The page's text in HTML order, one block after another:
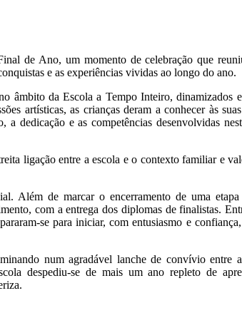
de Ano, um momento de celebração que
e as experiências vividas ao longo do ano.
âmbito da Escola a Tempo Inteiro, dinamizados
artísticas, as crianças deram a conhecer às
dedicação e as competências desenvolvidas
ligação entre a escola e o contexto familiar e
Além de marcar o encerramento de uma
com a entrega dos diplomas de finalistas.
se para iniciar, com entusiasmo e
num agradável lanche de convívio entre
despediu-se de mais um ano repleto de